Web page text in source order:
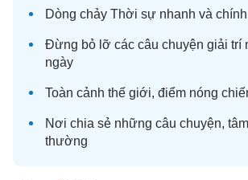
Dòng chảy Thời sự nhanh và
Đừng bỏ lỡ các câu chuyện giải trí
ngày
Toàn cảnh thế giới, điểm nóng
Nơi chia sẻ những câu chuyện,
thường